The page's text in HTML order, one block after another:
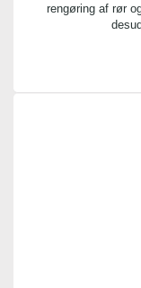
rengøring af rør